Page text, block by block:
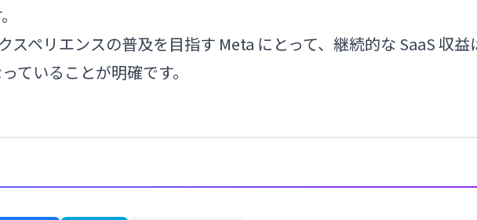
スペリエンスの普及を目指す Meta にとって、継続的な SaaS 収益
ていることが明確です。